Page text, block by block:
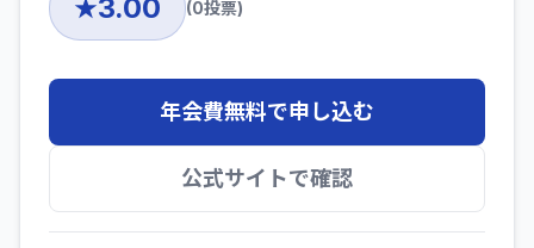
★3.00 (0投票)
年会費無料で申し込む
公式サイトで確認